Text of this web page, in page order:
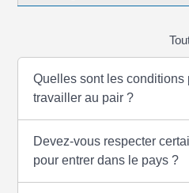
Quelles sont les conditions
travailler au pair ?
Devez-vous respecter
pour entrer dans le pays ?